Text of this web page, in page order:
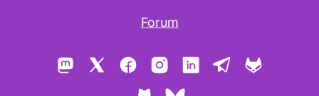
Forum
Mastodon FacebookInstagramLinkedInTelegram